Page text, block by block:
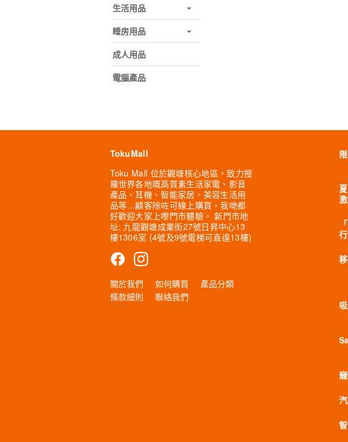
生活用品
睡房用品
成人用品
電腦產品
TokuMall
Toku Mall 位於觀塘核心地區，致力搜
羅世界各地嘅高質素生活家電、影音
產品、耳機、智能家居、美容生活用
品等…顧客除咗可線上購買，我哋都
好歡迎大家上嚟門市體驗。 新門市地
址: 九龍觀塘成業街27號日昇中心13
樓1306室 (4號及9號電梯可直達13樓)
關於我們 如何購買
產品分類
條款細則
聯絡我們